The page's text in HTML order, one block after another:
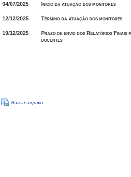
04/07/2025 Início da atuação dos monitores
12/12/2025 Término da atuação dos monitores
19/12/2025
Prazo de envio dos Relatórios Finais
docentes
Baixar arquivo